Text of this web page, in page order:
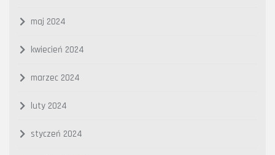
maj 2024
kwiecień 2024
marzec 2024
luty 2024
styczeń 2024